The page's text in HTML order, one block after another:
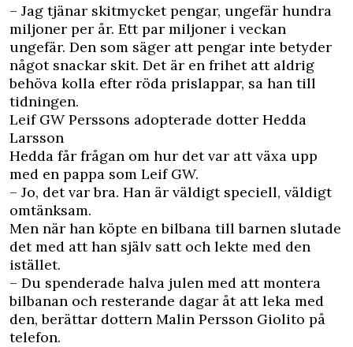
– Jag tjänar skitmycket pengar, ungefär hundra
miljoner per år. Ett par miljoner i veckan
ungefär. Den som säger att pengar inte betyder
något snackar skit. Det är en frihet att aldrig
behöva kolla efter röda prislappar, sa han till
tidningen.
Leif GW Perssons adopterade dotter Hedda
Larsson
Hedda får frågan om hur det var att växa upp
med en pappa som Leif GW.
– Jo, det var bra. Han är väldigt speciell, väldigt
omtänksam.
Men när han köpte en bilbana till barnen slutade
det med att han själv satt och lekte med den
istället.
– Du spenderade halva julen med att montera
bilbanan och resterande dagar åt att leka med
den, berättar dottern Malin Persson Giolito på
telefon.